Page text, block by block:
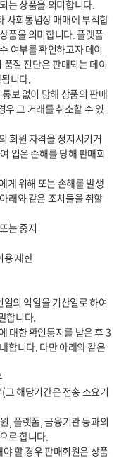
는 상품을 의미합니다.
품을 의미합니다. 플랫폼
여부를 확인하고자 데이
질 진단은 판매되는 데이
니다.
우 그 거래를 취소할 수 있
입은 손해를 당해 판매회
래와 같은 조치들을 취할
합니다.
합니다. 다만 아래와 같은
로 합니다.